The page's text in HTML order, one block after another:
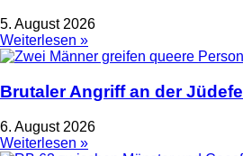
5. August 2026
Weiterlesen »
Brutaler Angriff an der
6. August 2026
Weiterlesen »